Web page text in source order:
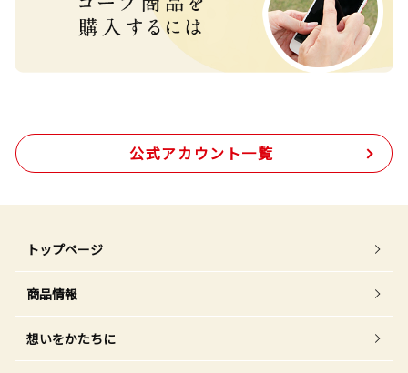
公式アカウント一覧
トップページ
商品情報
想いをかたちに